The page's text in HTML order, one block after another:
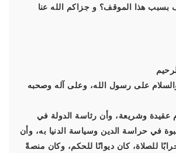
بسبب هذا الموقف؟ و جزاكم الله عنا
والسلام على رسول الله، وعلى آله وصحبه
عقيدة وشريعة، وأن رئاسة الدولة في
في حراسة الدين وسياسة الدنيا به، وأن
للصلاة، كان ديوانًا للحكم، وكان منصةً